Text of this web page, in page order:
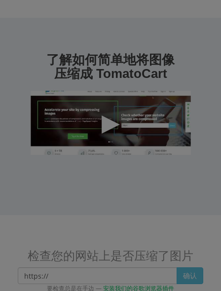
了解如何简单地将图像
压缩成 TomatoCart
检查您的网站上是否压缩了图片
确认
要检查总是在手边 —安装我们的谷歌浏览器插件